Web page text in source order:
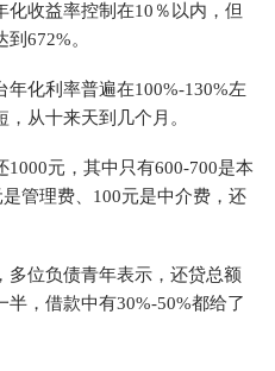
化收益率控制在10％以内，但
672%。
化利率普遍在100%-130%左
从十来天到几个月。
元，其中只有600-700是本
管理费、100元是中介费，还
多位负债青年表示，还贷总额
，借款中有30%-50%都给了